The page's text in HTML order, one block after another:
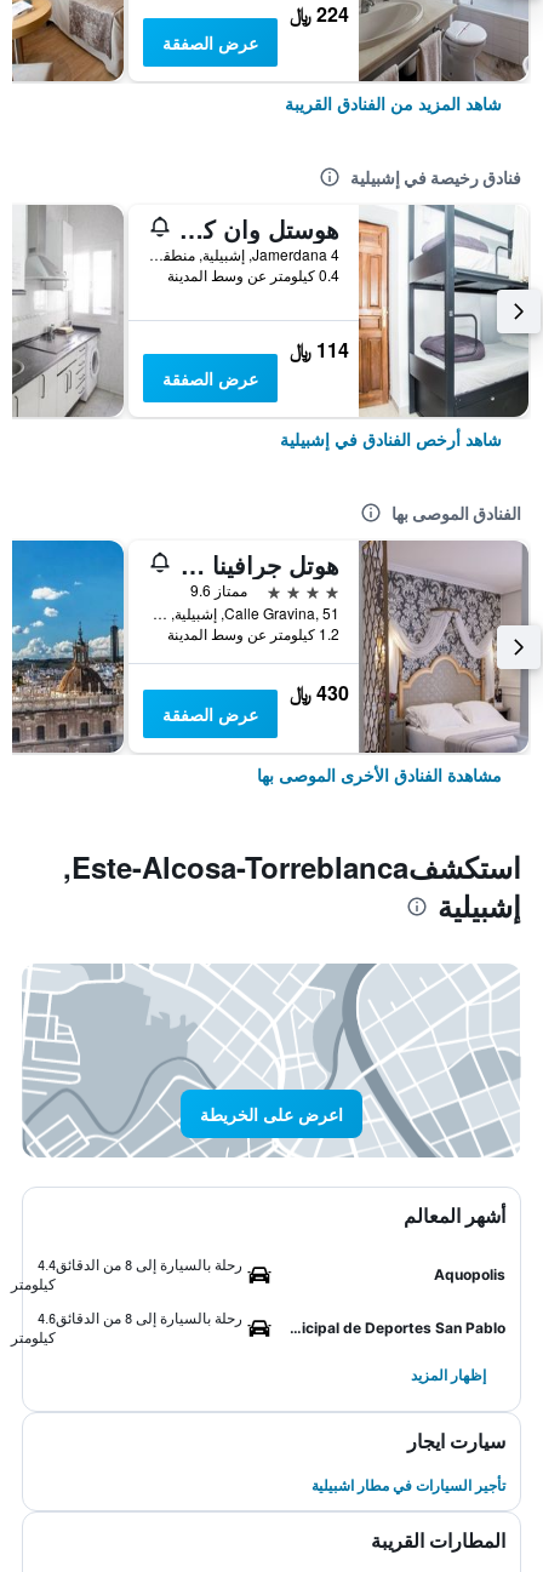
224 ﷼
عرض الصفقة
شاهد المزيد من الفنادق القريبة
فنادق رخيصة في إشبيلية
هوستل وان كاتدرال
Jamerdana 4, إشبيلية, منطقة أندلوسيا, أسبانيا
0.4 كيلومتر عن وسط المدينة
114 ﷼
عرض الصفقة
شاهد أرخص الفنادق في إشبيلية
الفنادق الموصى بها
هوتل جرافينا 51
4 نجوم
ممتاز 9.6
Calle Gravina, 51, إشبيلية, منطقة أندلوسيا, أسبانيا
1.2 كيلومتر عن وسط المدينة
430 ﷼
عرض الصفقة
مشاهدة الفنادق الأخرى الموصى بها
استكشفEste-Alcosa-Torreblanca,
إشبيلية
اعرض على الخريطة
أشهر المعالم
Aquopolis
رحلة بالسيارة إلى 8 من الدقائق
4.4
كيلومتر
Palacio Municipal de Deportes San Pablo
رحلة بالسيارة إلى 8 من الدقائق
4.6
كيلومتر
إظهار المزيد
سيارت ايجار
تأجير السيارات في مطار اشبيلية
المطارات القريبة